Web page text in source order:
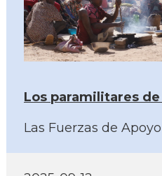
Los paramilitares
Las Fuerzas de